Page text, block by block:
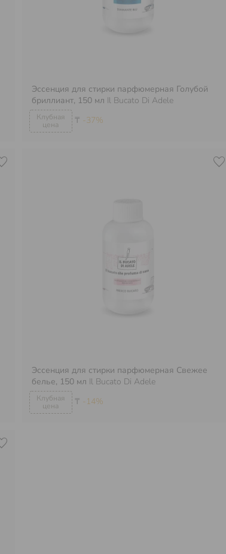
₸ -37%
Эссенция для стирки парфюмерная Голубой
бриллиант, 150 мл Il Bucato Di Adele
₸ -14%
Эссенция для стирки парфюмерная Свежее
белье, 150 мл Il Bucato Di Adele